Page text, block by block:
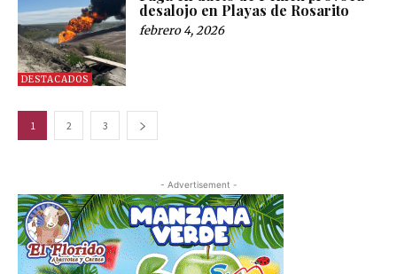
DESTACADOS
desalojo en Playas de Rosarito
febrero 4, 2026
1 2 3
- Advertisement -